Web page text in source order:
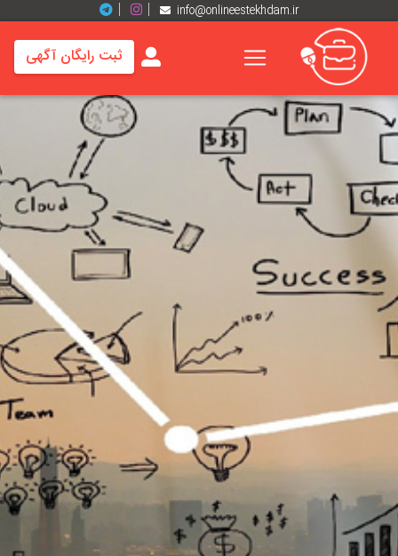
info@onlineestekhdam.ir
خانه
فرصت
برند
ها
رزومه
ها
تماس
درباره
ما
ثبت رایگان آگهی